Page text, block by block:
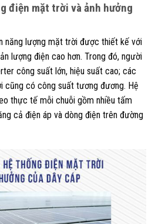
điện mặt trời và ảnh hưởng
năng lượng mặt trời được thiết kế với
lượng điện cao hơn. Trong đó, người
công suất lớn, hiệu suất cao; các
cũng có công suất tương đương. Hệ
thực tế mỗi chuỗi gồm nhiều tấm
cả điện áp và dòng điện trên đường